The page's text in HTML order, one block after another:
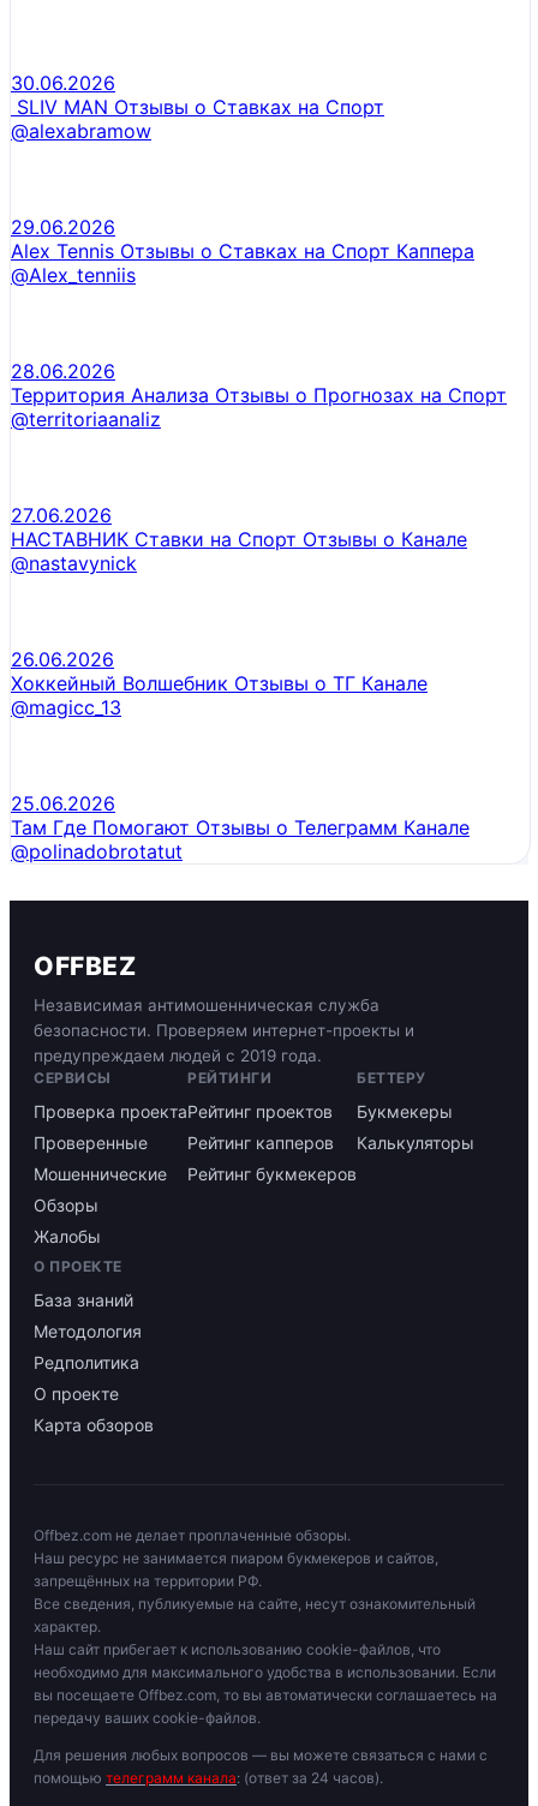
30.06.2026
SLIV MAN Отзывы о Ставках на Спорт
@alexabramow
29.06.2026
Alex Tennis Отзывы о Ставках на Спорт Каппера
@Alex_tenniis
28.06.2026
Территория Анализа Отзывы о Прогнозах на Спорт
@territoriaanaliz
27.06.2026
НАСТАВНИК Ставки на Спорт Отзывы о Канале
@nastavynick
26.06.2026
Хоккейный Волшебник Отзывы о ТГ Канале
@magicc_13
25.06.2026
Там Где Помогают Отзывы о Телеграмм Канале
@polinadobrotatut
OFFBEZ
Независимая антимошенническая служба
безопасности. Проверяем интернет-проекты и
предупреждаем людей с 2019 года.
СЕРВИСЫ
Проверка проекта
Проверенные
Мошеннические
Обзоры
Жалобы
РЕЙТИНГИ
Рейтинг проектов
Рейтинг капперов
Рейтинг букмекеров
БЕТТЕРУ
Букмекеры
Калькуляторы
О ПРОЕКТЕ
База знаний
Методология
Редполитика
О проекте
Карта обзоров
Offbez.com не делает проплаченные обзоры.
Наш ресурс не занимается пиаром букмекеров и сайтов,
запрещённых на территории РФ.
Все сведения, публикуемые на сайте, несут ознакомительный
характер.
Наш сайт прибегает к использованию cookie-файлов, что
необходимо для максимального удобства в использовании. Если
вы посещаете Offbez.com, то вы автоматически соглашаетесь на
передачу ваших cookie-файлов.
Для решения любых вопросов — вы можете связаться с нами с
помощью телеграмм канала: (ответ за 24 часов).